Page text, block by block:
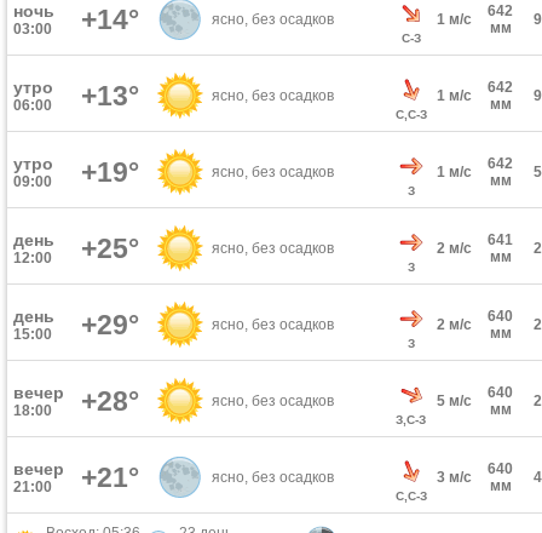
ночь
03:00 +14° ясно, без осадков
С-З
1 м/с
642
мм
утро
06:00 +13° ясно, без осадков
С,С-З
1 м/с
642
мм
утро
09:00 +19° ясно, без осадков
З
1 м/с
642
мм
день
12:00 +25° ясно, без осадков
З
2 м/с
641
мм
день
15:00 +29° ясно, без осадков
З
2 м/с
640
мм
вечер
18:00 +28° ясно, без осадков
З,С-З
5 м/с
640
мм
вечер
21:00 +21° ясно, без осадков
С,С-З
3 м/с
640
мм